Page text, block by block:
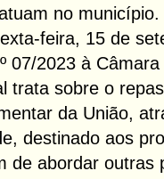
no
feira, 15 de
07/2023 à
trata sobre o
da União,
destinado aos
de abordar outras